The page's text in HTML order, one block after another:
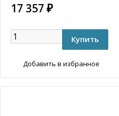
17 357 ₽
Добавить в избранное